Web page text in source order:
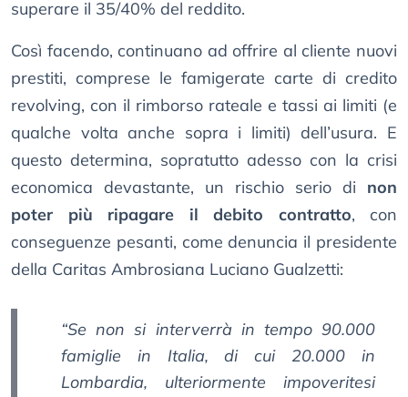
superare il 35/40% del reddito.
Così facendo, continuano ad offrire al cliente nuovi
prestiti, comprese le famigerate carte di credito
revolving, con il rimborso rateale e tassi ai limiti (e
qualche volta anche sopra i limiti) dell’usura. E
questo determina, sopratutto adesso con la crisi
economica devastante, un rischio serio di non
poter più ripagare il debito contratto, con
conseguenze pesanti, come denuncia il presidente
della Caritas Ambrosiana Luciano Gualzetti:
“Se non si interverrà in tempo 90.000
famiglie in Italia, di cui 20.000 in
Lombardia, ulteriormente impoveritesi